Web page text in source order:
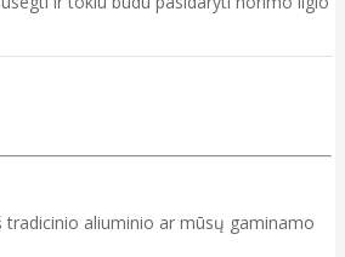
tradicinio aliuminio ar mūsų gaminamo